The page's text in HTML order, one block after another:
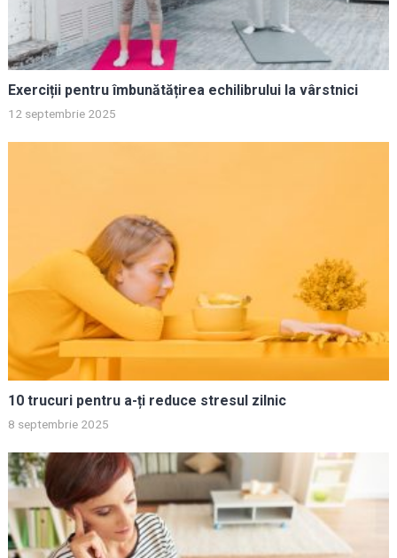
Exerciții pentru îmbunătățirea echilibrului la vârstnici
12 septembrie 2025
10 trucuri pentru a-ți reduce stresul zilnic
8 septembrie 2025